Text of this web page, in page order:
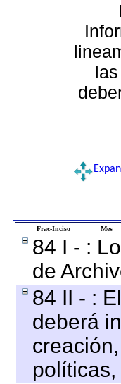
Frac-Inciso Mes
84 I - :
de
84 II - :
deberá